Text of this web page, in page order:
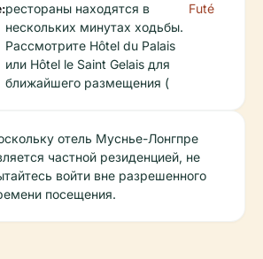
рестораны находятся в
нескольких минутах ходьбы.
Рассмотрите Hôtel du Palais
или Hôtel le Saint Gelais для
ближайшего размещения (
Futé
отель Муснье-Лонгпре
частной резиденцией, не
войти вне разрешенного
посещения.